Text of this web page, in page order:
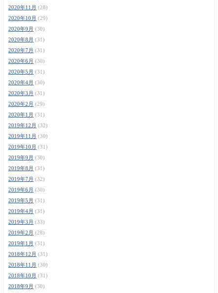
2020年11月 (28)
2020年10月 (29)
2020年9月 (30)
2020年8月 (31)
2020年7月 (31)
2020年6月 (30)
2020年5月 (31)
2020年4月 (30)
2020年3月 (31)
2020年2月 (29)
2020年1月 (31)
2019年12月 (32)
2019年11月 (30)
2019年10月 (31)
2019年9月 (30)
2019年8月 (31)
2019年7月 (32)
2019年6月 (30)
2019年5月 (31)
2019年4月 (31)
2019年3月 (33)
2019年2月 (28)
2019年1月 (31)
2018年12月 (31)
2018年11月 (30)
2018年10月 (31)
2018年9月 (30)